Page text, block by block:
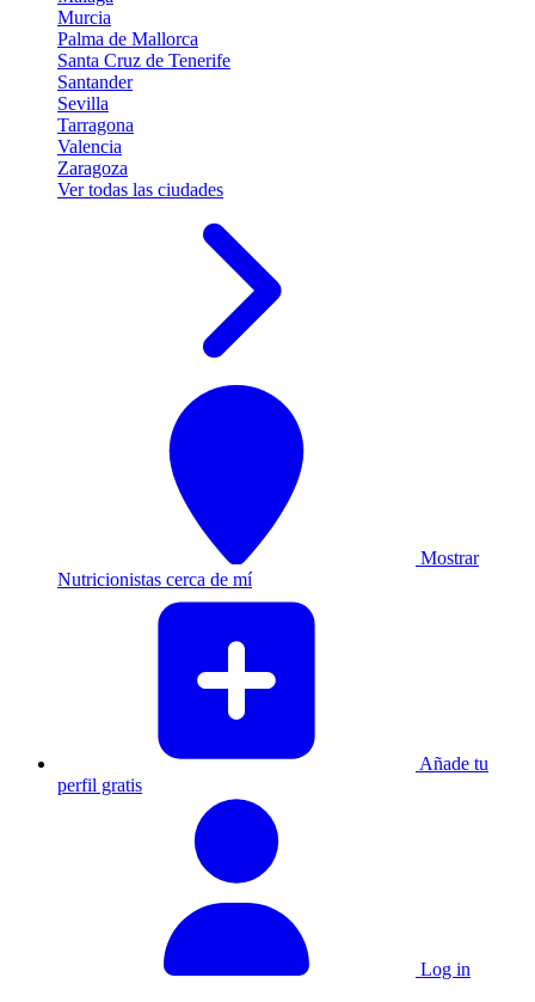
Murcia
Palma de Mallorca
Santa Cruz de Tenerife
Santander
Sevilla
Tarragona
Valencia
Zaragoza
Ver todas las ciudades
Mostrar
Nutricionistas cerca de mí
Añade tu
perfil gratis
Log in